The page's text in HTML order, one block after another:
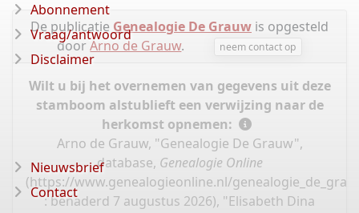
De publicatie Genealogie De Grauw is opgesteld
doorArno de Grauw. neem contact op
Wilt u bij het overnemen van gegevens uit deze
stamboom alstublieft een verwijzing naar de
herkomst opnemen:
Arno de Grauw, "Genealogie De Grauw",
database, Genealogie Online
(https://www.genealogieonline.nl/
: benaderd 7 augustus 2026), "Elisabeth Dina
Abonnement
Vraag/antwoord
Disclaimer
Nieuwsbrief
Contact